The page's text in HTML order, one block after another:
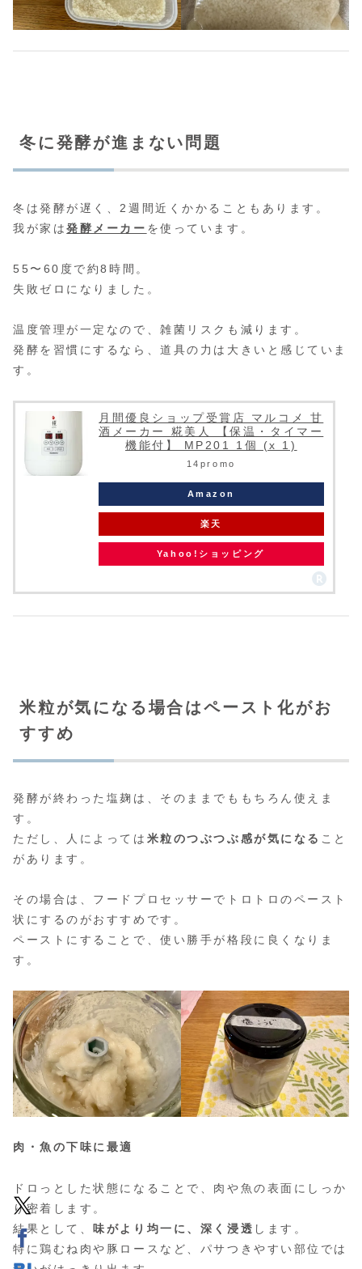
冬に発酵が進まない問題
冬は発酵が遅く、2週間近くかかることもあります。
我が家は発酵メーカー を使っています。
55〜60度で約8時間。
失敗ゼロになりました。
温度管理が一定なので、雑菌リスクも減ります。
発酵を習慣にするなら、道具の力は大きいと感じていま
す。
月間優良ショップ受賞店 マルコメ 甘
酒メーカー 糀美人 【保温・タイマー
機能付】 MP201 1個 (x 1)
14promo
Amazon
楽天
Yahoo!ショッピング
米粒が気になる場合はペースト化がお
すすめ
発酵が終わった塩麹は、そのままでももちろん使えま
す。
ただし、人によっては 米粒のつぶつぶ感が気になる こと
があります。
その場合は、フードプロセッサーでトロトロのペースト
状にするのがおすすめです。
ペーストにすることで、使い勝手が格段に良くなりま
す。
肉・魚の下味に最適
ドロっとした状態になることで、肉や魚の表面にしっか
り密着します。
結果として、
味がより均一に、深く浸透 します。
特に鶏むね肉や豚ロースなど、パサつきやすい部位では